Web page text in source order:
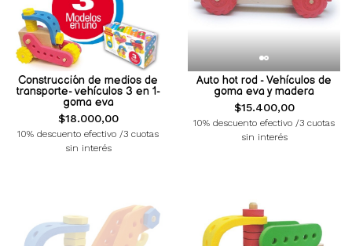
Construcción de medios de
transporte- vehículos 3 en 1-
goma eva
$18.000,00
10% descuento efectivo /3 cuotas
sin interés
Auto hot rod - Vehículos de
goma eva y madera
$15.400,00
10% descuento efectivo /3 cuotas
sin interés